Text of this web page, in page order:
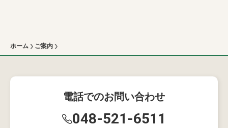
ホーム ご案内
電話でのお問い合わせ
048-521-6511